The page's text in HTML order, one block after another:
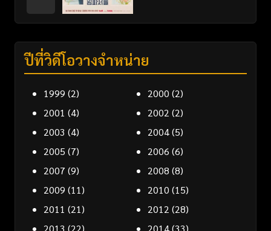
ปีที่วิดีโอวางจำหน่าย
1999 (2) 2000 (2)
2001 (4) 2002 (2)
2003 (4) 2004(5)
2005 (7) 2006 (6)
2007 (9) 2008 (8)
2009 (11) 2010 (15)
2011 (21) 2012 (28)